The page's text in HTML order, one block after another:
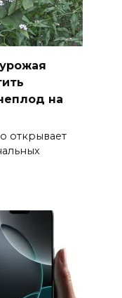
на
открывает